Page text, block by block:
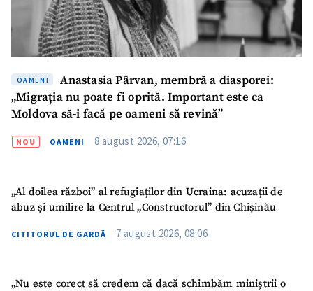
SUSȚINE
OAMENI
Anastasia Pârvan, membră a diasporei:
„Migrația nu poate fi oprită. Important este ca
Moldova să-i facă pe oameni să revină”
NOU OAMENI 8 august 2026, 07:16
„Al doilea război” al refugiaților din Ucraina: acuzații de
abuz și umilire la Centrul „Constructorul” din Chișinău
CITITORUL DE GARDĂ 7 august 2026, 08:06
„Nu este corect să credem că dacă schimbăm miniștrii o